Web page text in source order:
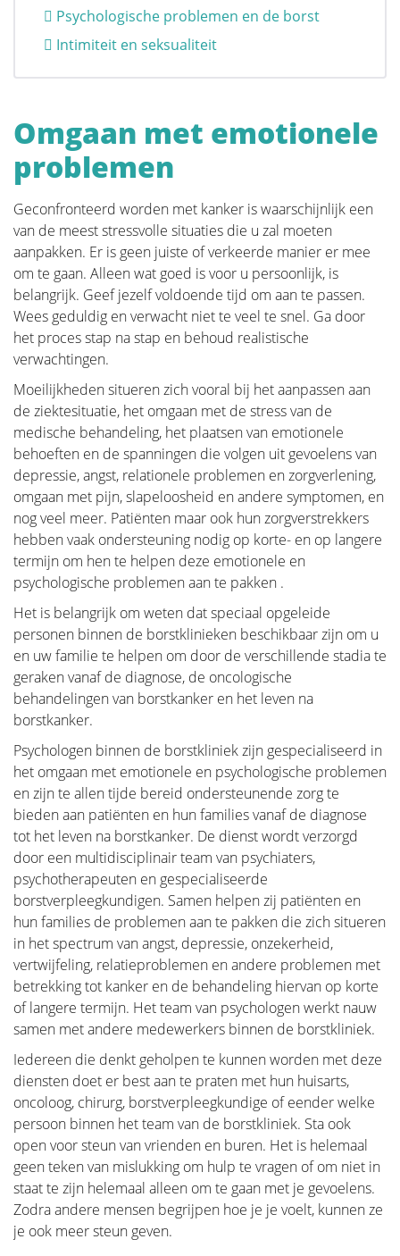
Risicofactoren en Screening
Genetische factoren
Het belang van screening en
zelfonderzoek
Diagnose
Ik kreeg de diagnose kanker... Deze website is een
portaal die u en uw naasten zal helpen om
persoonlijke informatie en antwoorden te vinden voor
uw probleem.
Deze website moet een houvast en steun zijn voor
patiënten op weg naar herstel en een beter leven.
Het "Diagnose" gedeelte van onze website is
opgesteld in twee belangrijke delen. Ten eerste
zorgen we in "Anatomie en Fysiologie" voor een
basiskennis van de borst. In het tweede deel
"Tumoren en aandoeningen" gaan we dieper in op
alles wat met aandoeningen van de borst te maken
heeft.
Verder wensen wij vrouwen te informeren die zich
afvragen of zij wel een borstprobleem hebben, maar
daarvoor nog niet onmiddellijk hun arts willen
consulteren. Kennis en informatie kunnen dikwijls
een onmiddellijke geruststelling betekenen indien de
vrouw zelf in staat is het probleem te onderkennen
en inziet dat hier geen specifieke behandeling voor
noodzakelijk is. Anderzijds trachten we ook vrouwen
te informeren bij wie wel degelijk een ernstig
borstprobleem is vastgesteld, zoals bijvoorbeeld een
kwaadaardige aandoening, en die goed voorbereid
naar hun arts willen stappen.
Anatomie en Fysiologie
Tumoren en Aandoeningen van de
Borst
Behandeling
Bij de behandeling van een borstkanker hoort
meteen ook een keuze gemaakt te worden rondom
de reconstructie. Er is geen fundamenteler doel van
onze Stichting dan deze
Psychologische problemen en de borst
Intimiteit en seksualiteit
Omgaan met emotionele
problemen
Geconfronteerd worden met kanker is waarschijnlijk een
van de meest stressvolle situaties die u zal moeten
aanpakken. Er is geen juiste of verkeerde manier er mee
om te gaan. Alleen wat goed is voor u persoonlijk, is
belangrijk. Geef jezelf voldoende tijd om aan te passen.
Wees geduldig en verwacht niet te veel te snel. Ga door
het proces stap na stap en behoud realistische
verwachtingen.
Moeilijkheden situeren zich vooral bij het aanpassen aan
de ziektesituatie, het omgaan met de stress van de
medische behandeling, het plaatsen van emotionele
behoeften en de spanningen die volgen uit gevoelens van
depressie, angst, relationele problemen en zorgverlening,
omgaan met pijn, slapeloosheid en andere symptomen, en
nog veel meer. Patiënten maar ook hun zorgverstrekkers
hebben vaak ondersteuning nodig op korte- en op langere
termijn om hen te helpen deze emotionele en
psychologische problemen aan te pakken .
Het is belangrijk om weten dat speciaal opgeleide
personen binnen de borstklinieken beschikbaar zijn om u
en uw familie te helpen om door de verschillende stadia te
geraken vanaf de diagnose, de oncologische
behandelingen van borstkanker en het leven na
borstkanker.
Psychologen binnen de borstkliniek zijn gespecialiseerd in
het omgaan met emotionele en psychologische problemen
en zijn te allen tijde bereid ondersteunende zorg te
bieden aan patiënten en hun families vanaf de diagnose
tot het leven na borstkanker. De dienst wordt verzorgd
door een multidisciplinair team van psychiaters,
psychotherapeuten en gespecialiseerde
borstverpleegkundigen. Samen helpen zij patiënten en
hun families de problemen aan te pakken die zich situeren
in het spectrum van angst, depressie, onzekerheid,
vertwijfeling, relatieproblemen en andere problemen met
betrekking tot kanker en de behandeling hiervan op korte
of langere termijn. Het team van psychologen werkt nauw
samen met andere medewerkers binnen de borstkliniek.
Iedereen die denkt geholpen te kunnen worden met deze
diensten doet er best aan te praten met hun huisarts,
oncoloog, chirurg, borstverpleegkundige of eender welke
persoon binnen het team van de borstkliniek. Sta ook
open voor steun van vrienden en buren. Het is helemaal
geen teken van mislukking om hulp te vragen of om niet in
staat te zijn helemaal alleen om te gaan met je gevoelens.
Zodra andere mensen begrijpen hoe je je voelt, kunnen ze
je ook meer steun geven.